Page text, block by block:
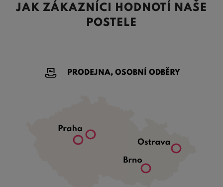
JAK ZÁKAZNÍCI HODNOTÍ NAŠE
POSTELE
PRODEJNA, OSOBNÍ ODBĚRY